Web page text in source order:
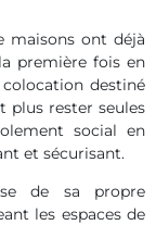
maisons ont déjà
première fois en
colocation destiné
plus rester seules
social en
et sécurisant.
de sa propre
les espaces de